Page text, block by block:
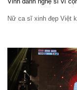
Nữ ca sĩ xinh đẹp Việt